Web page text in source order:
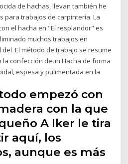
de hachas, llevan también he
para trabajos de carpintería. La
el hacha en "El resplandor" es
muchos trabajos en
El método de trabajo se resume
confección deun Hacha de forma
espesa y pulimentada en la
todo empezó con
con la que
A Iker le tira
aquí, los
aunque es más